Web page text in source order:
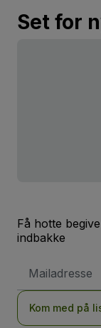
Set for
Få hotte
indbakke
adresse
Kom med på